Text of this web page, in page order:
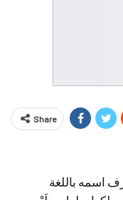
Share
اسمه باللغة